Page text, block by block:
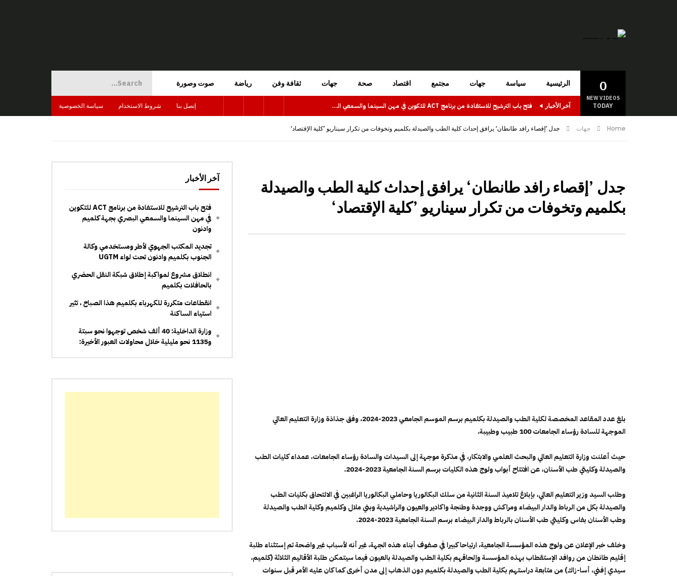
0
NEW VIDEOS
TODAY
الرئيسية سياسة جهات مجتمع اقتصاد صحة جهات ثقافة وفن رياضة صوت وصورة
آخر الأخبار فتح باب الترشيح للاستفادة من برنامج ACT للتكوين في مهن السينما والسمعي البصري بجهة كلميم وادنون إتصل بنا شروط الاستخدام سياسة الخصوصية
Home جهات جدل ’إقصاء رافد طانطان‘ يرافق إحداث كلية الطب والصيدلة بكلميم وتخوفات من تكرار سيناريو ’كلية الإقتصاد‘
جدل ’إقصاء رافد طانطان‘ يرافق إحداث كلية الطب والصيدلة
بكلميم وتخوفات من تكرار سيناريو ’كلية الإقتصاد‘
بلغ عدد المقاعد المخصصة لكلية الطب والصيدلة بكلميم برسم الموسم الجامعي 2023-2024، وفق جذاذة وزارة التعليم العالي
الموجهة للسادة رؤساء الجامعات 100 طبيب وطبيبة.
حيث أعلنت وزارة التعليم العالي والبحث العلمي والابتكار، في مذكرة موجهة إلى السيدات والسادة رؤساء الجامعات، عمداء كليات الطب
والصيدلة وكليتي طب الأسنان، عن افتتاح أبواب ولوج هذه الكليات برسم السنة الجامعية 2023-2024.
وطلب السيد وزير التعليم العالي، بإبلاغ تلاميذ السنة الثانية من سلك البكالوريا وحاملي البكالوريا الراغبين في الالتحاق بكليات الطب
والصيدلة بكل من الرباط والدار البيضاء ومراكش ووجدة وطنجة واكادير والعيون والراشيدية وبني ملال وكلميم وكلية الطب والصيدلة
وطب الأسنان بفاس وكليتي طب الأسنان بالرباط والدار البيضاء برسم السنة الجامعية 2023-2024.
وخلف خبر الإعلان عن ولوج هذه المؤسسة الجامعية، ارتياحا كبيرا في صفوف أبناء هذه الجهة، غير أنه لأسباب غير واضحة تم إستثناء طلبة
إقليم طانطان من روافد الإستقطاب بهذه المؤسسة وإلحاقهم بكلية الطب والصيدلة بالعيون فيما سيتمكن طلبة الأقاليم الثلاثة (كلميم،
سيدي إفني، أسا-زاك) من متابعة دراستهم بكلية الطب والصيدلة بكلميم دون الذهاب إلى مدن أخرى كما كان عليه الأمر قبل سنوات
آخر الأخبار
فتح باب الترشيح للاستفادة من برنامج ACT للتكوين
في مهن السينما والسمعي البصري بجهة كلميم
وادنون
تجديد المكتب الجهوي لأطر ومستخدمي وكالة
الجنوب بكلميم وادنون تحت لواء UGTM
انطلاق مشروع لمواكبة إطلاق شبكة النقل الحضري
بالحافلات بكلميم
انقطاعات متكررة للكهرباء بكلميم هذا الصباح ، تثير
استياء الساكنة
وزارة الداخلية: 40 ألف شخص توجهوا نحو سبتة
و1135 نحو مليلية خلال محاولات العبور الأخيرة: